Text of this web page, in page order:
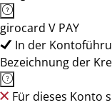
girocard V PAY
In der
Bezeichnung der
Für dieses Konto